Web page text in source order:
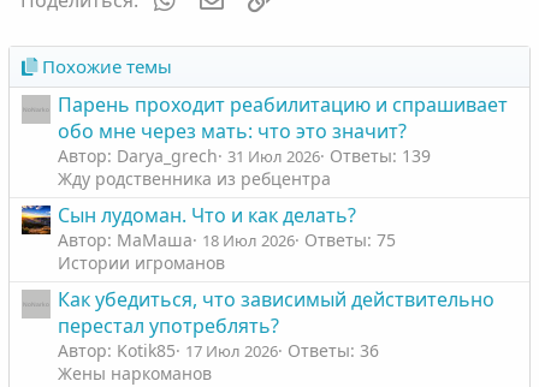
в
н
ы
й
г
о
л
с
в
н
ы
й
г
о
л
с
Похожие темы
Парень проходит реабилитацию и спрашивает
обо мне через мать: что это значит?
Автор: Darya_grech 31 Июл 2026 Ответы: 139
Жду родственника из ребцентра
Сын лудоман. Что и как делать?
Автор: МаМаша 18 Июл 2026 Ответы: 75
Истории игроманов
Как убедиться, что зависимый действительно
перестал употреблять?
Автор: Kotik85 17 Июл 2026 Ответы: 36
Жены наркоманов